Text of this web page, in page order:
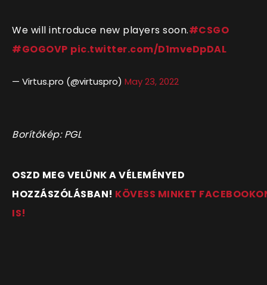
We will introduce new players soon.#CSGO
#GOGOVP pic.twitter.com/D1mveDpDAL
— Virtus.pro (@virtuspro) May 23, 2022
Borítókép: PGL
OSZD MEG VELÜNK A VÉLEMÉNYED
HOZZÁSZÓLÁSBAN! KÖVESS MINKET
IS!